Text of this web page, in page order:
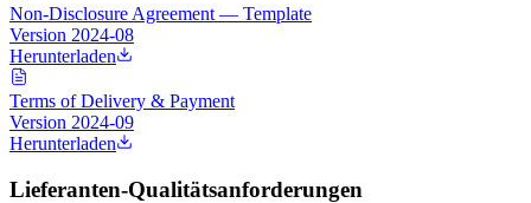
Non-Disclosure Agreement — Template
Version 2024-08
Herunterladen
Terms of Delivery & Payment
Version 2024-09
Herunterladen
Lieferanten-Qualitätsanforderungen